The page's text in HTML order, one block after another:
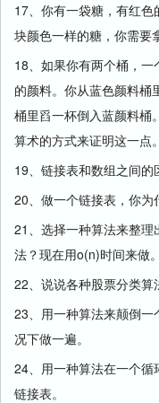
17、你有一袋糖，有红
块颜色一样的糖，你需要
18、如果你有两个桶，
的颜料。你从蓝色颜料桶
桶里舀一杯倒入蓝颜料桶
算术的方式来证明这一点。
19、链接表和数组之间的
20、做一个链接表，你为
21、选择一种算法来整
法？现在用o(n)时间来做。
22、说说各种股票分类算
23、用一种算法来颠倒
况下做一遍。
24、用一种算法在一个
链接表。